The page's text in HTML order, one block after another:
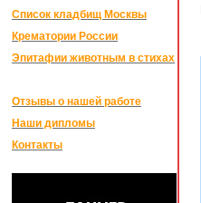
Список кладбищ Москвы
Крематории России
Эпитафии животным в стихах
Отзывы о нашей работе
Наши дипломы
Контакты